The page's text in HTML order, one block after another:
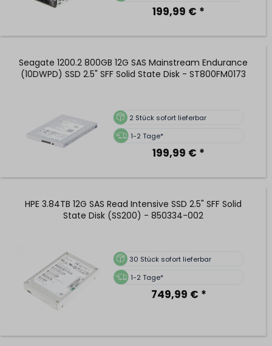
199,99 € *
Seagate 1200.2 800GB 12G SAS Mainstream Endurance
(10DWPD) SSD 2.5" SFF Solid State Disk - ST800FM0173
2 Stück sofort lieferbar
1-2 Tage*
199,99 € *
HPE 3.84TB 12G SAS Read Intensive SSD 2.5" SFF Solid
State Disk (SS200) - 850334-002
30 Stück sofort lieferbar
1-2 Tage*
749,99 € *